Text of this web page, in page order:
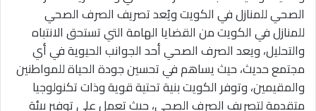
الصحي للمنازل في الكويت ويُعد تصريف الصرف الصحي
للمنازل في الكويت من القضايا الهامة التي تستحق الانتباه
والتحليل، ويعد الصرف الصحي أحد الجوانب الحيوية في أي
مجتمع حديث، حيث يساهم في تحسين جودة الحياة للمواطنين
والمقيمين، وتوفر الكويت بنية تحتية قوية وذات تكنولوجيا
متقدمة لتصريف الصرف الصحي، حيث تعمل على توفير بيئة